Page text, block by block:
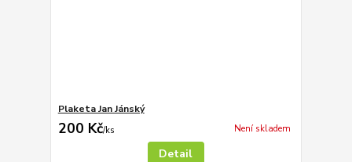
Plaketa Jan Jánský
200 Kč/ks Není skladem
Detail